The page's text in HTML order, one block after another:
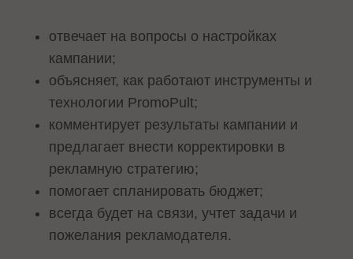
отвечает на вопросы о настройках
кампании;
объясняет, как работают инструменты и
технологии PromoPult;
комментирует результаты кампании и
предлагает внести корректировки в
рекламную стратегию;
помогает спланировать бюджет;
всегда будет на связи, учтет задачи и
пожелания рекламодателя.